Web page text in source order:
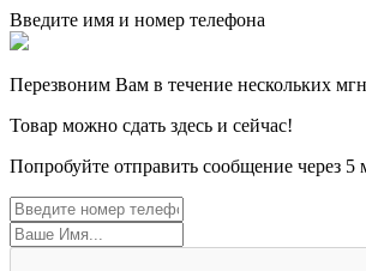
Введите имя и номер телефона
Перезвоним Вам в течение нескольких
Товар можно сдать здесь и сейчас!
Попробуйте отправить сообщение через 5